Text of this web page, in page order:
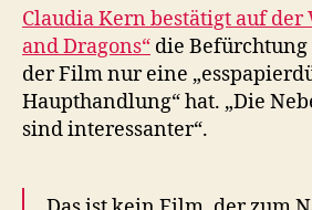
Claudia Kern bestätigt auf der
and Dragons“ die Befürchtung
der Film nur eine
Haupthandlung“ hat. „Die
sind interessanter“.